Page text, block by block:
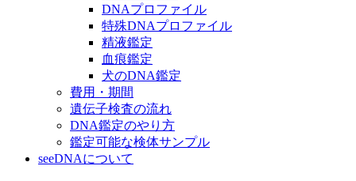
DNAプロファイル
特殊DNAプロファイル
精液鑑定
血痕鑑定
犬のDNA鑑定
費用・期間
遺伝子検査の流れ
DNA鑑定のやり方
鑑定可能な検体サンプル
seeDNAについて